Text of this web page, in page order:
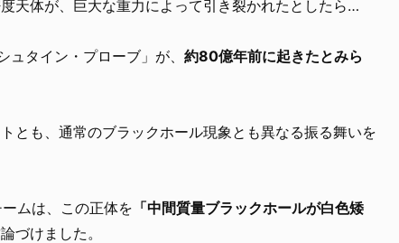
天体が、巨大な重力によって引き裂かれたとしたら…
タイン・プローブ」が、 約80億年前に起きたとみら
とも、通常のブラックホール現象とも異なる振る舞いを
ムは、この正体を 「中間質量ブラックホールが白色矮
づけました。